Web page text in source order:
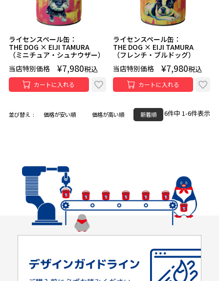
ライセンスペール缶：
THE DOG × EIJI TAMURA
（ミニチュア・シュナウザー）
当店特別価格
¥7,980税込
カートに入れる
ライセンスペール缶：
THE DOG × EIJI TAMURA
（フレンチ・ブルドッグ）
当店特別価格
¥7,980税込
カートに入れる
並び替え 価格が安い順 価格が高い順 新着順 6件中 1-6件表示